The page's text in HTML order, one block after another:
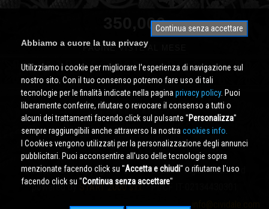
350,000
PAGINE VISTE AL MESE
Cividale.COMCopyright © 2000 - 2026 All Rights Reserved
powered by START 2000 s.r.l.- PI/CF IT-02134430301
Continua senza accettare
Abbiamo a cuore la tua privacy
Utilizziamo i cookie per migliorare l'esperienza di navigazione sul
nostro sito. Con il tuo consenso potremo fare uso di tali
tecnologie per le finalità indicate nella pagina privacy policy. Puoi
liberamente conferire, rifiutare o revocare il consenso a tutti o
alcuni dei trattamenti facendo click sul pulsante ''Personalizza''
sempre raggiungibili anche attraverso la nostra cookies info.
I Cookies vengono utilizzati per la personalizzazione degli annunci
pubblicitari. Puoi acconsentire all'uso delle tecnologie sopra
menzionate facendo click su ''Accetta e chiudi'' o rifiutarne l'uso
facendo click su ''Continua senza accettare''